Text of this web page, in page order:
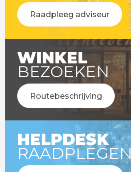
Raadpleeg adviseur
WINKEL
BEZOEKEN
Routebeschrijving
HELPDESK
RAADPLEGEN